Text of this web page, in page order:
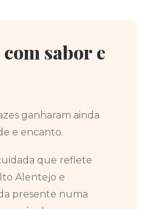
com sabor e
ganharam ainda
e encanto.
que reflete
Alentejo e
presente numa